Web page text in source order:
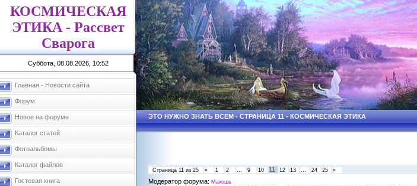
КОСМИЧЕСКАЯ
ЭТИКА - Рассвет
Сварога
Суббота, 08.08.2026, 10:52
Главная - Новости сайта
Форум
Новое на форуме
Каталог статей
Фотоальбомы
Каталог файлов
Гостевая книга
ЭТО НУЖНО ЗНАТЬ ВСЕМ - СТРАНИЦА 11 - КОСМИЧЕСКАЯ ЭТИКА
Страница 11 из 25 « 1 2 … 9 10 11 12 13 … 24 25 »
Модератор форума: Макошь